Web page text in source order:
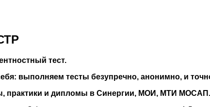
тест.
выполняем тесты безупречно, анонимно, и
практики и дипломы в Синергии, МОИ, МТИ МОСАП.